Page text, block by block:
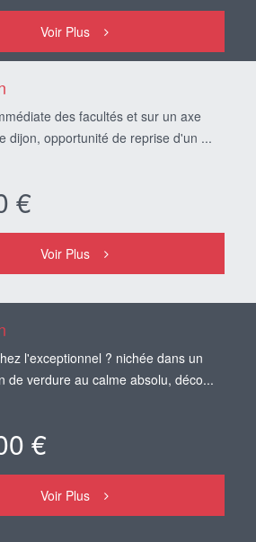
Voir Plus
des facultés et sur un axe
dijon, opportunité de reprise d'un ...
€
Voir Plus
l'exceptionnel ? nichée dans un
de verdure au calme absolu, déco...
€
Voir Plus